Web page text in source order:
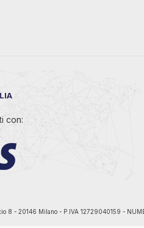
con:
8 - 20146 Milano - P.IVA 12729040159 -